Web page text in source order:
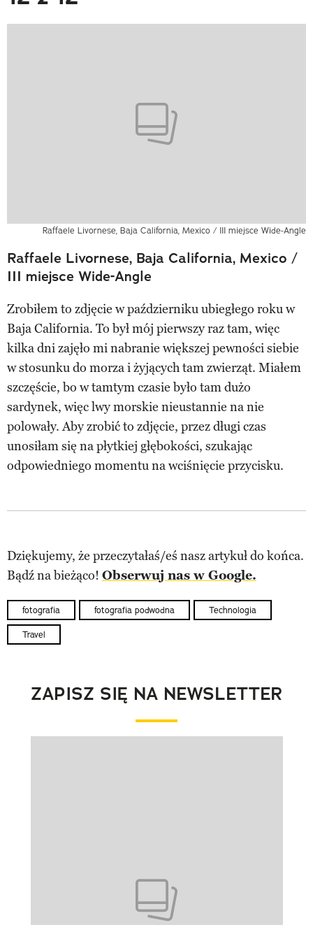
Raffaele Livornese, Baja California, Mexico / III miejsce Wide-Angle
Raffaele Livornese, Baja California, Mexico /
III miejsce Wide-Angle
Zrobiłem to zdjęcie w październiku ubiegłego roku w
Baja California. To był mój pierwszy raz tam, więc
kilka dni zajęło mi nabranie większej pewności siebie
w stosunku do morza i żyjących tam zwierząt. Miałem
szczęście, bo w tamtym czasie było tam dużo
sardynek, więc lwy morskie nieustannie na nie
polowały. Aby zrobić to zdjęcie, przez długi czas
unosiłam się na płytkiej głębokości, szukając
odpowiedniego momentu na wciśnięcie przycisku.
Dziękujemy, że przeczytałaś/eś nasz artykuł do końca.
Bądź na bieżąco! Obserwuj nas w Google.
fotografia fotografia podwodna Technologia
Travel
ZAPISZ SIĘ NA NEWSLETTER